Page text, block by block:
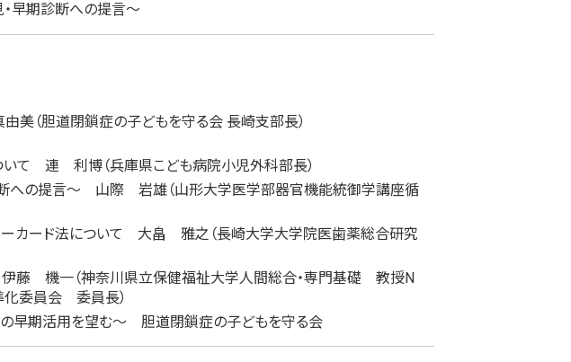
早期診断への提言～
（胆道閉鎖症の子どもを守る会 長崎支部長）
いて 連 利博（兵庫県こども病院小児外科部長）
への提言～ 山際 岩雄（山形大学医学部器官機能統御学講座循
カード法について 大畠 雅之（長崎大学大学院医歯薬総合研究
藤 機一（神奈川県立保健福祉大学人間総合・専門基礎 教授N
化委員会 委員長）
早期活用を望む～ 胆道閉鎖症の子どもを守る会